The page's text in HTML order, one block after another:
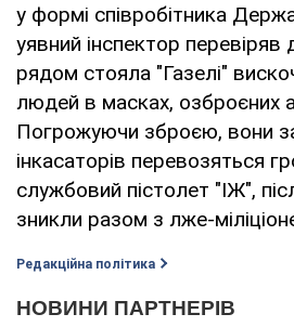
у формі співробітника
уявний інспектор перевіряв
рядом стояла "Газелі"
людей в масках, озброєних
Погрожуючи зброєю, вони
інкасаторів перевозяться
службовий пістолет "ІЖ",
зникли разом з лже-
Редакційна політика